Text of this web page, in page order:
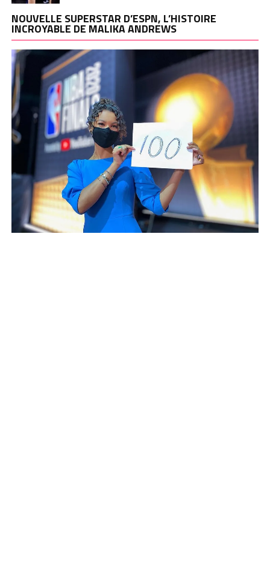
NOUVELLE SUPERSTAR D’ESPN, L’HISTOIRE
INCROYABLE DE MALIKA ANDREWS